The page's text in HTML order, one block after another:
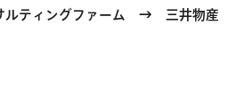
サルティングファーム → 三井物産